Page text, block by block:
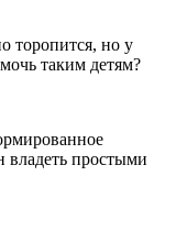
торопится, но у
таким детям?
владеть простыми